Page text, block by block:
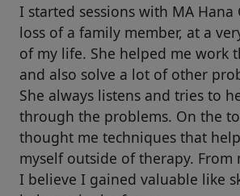
I started sessions with MA Hana
loss of a family member, at a
of my life. She helped me work
and also solve a lot of other
She always listens and tries to
through the problems. On the
thought me techniques that
myself outside of therapy. From
I believe I gained valuable like